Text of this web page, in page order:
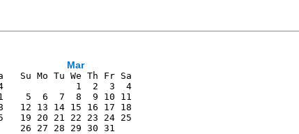
Mar
Su Mo Tu We Th Fr Sa
1  2  3  4
5  6  7  8  9 10 11
12 13 14 15 16 17 18
19 20 21 22 23 24 25
26 27 28 29 30 31